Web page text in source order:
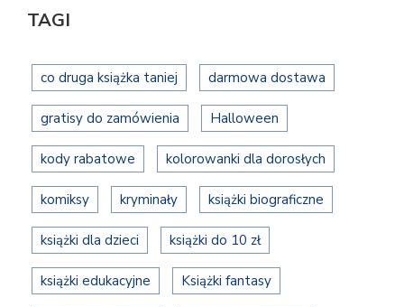
TAGI
co druga książka taniej darmowa dostawa
gratisy do zamówienia Halloween
kody rabatowe kolorowanki dla dorosłych
komiksy kryminały książki biograficzne
książki dla dzieci książki do 10 zł
książki edukacyjne Książki fantasy